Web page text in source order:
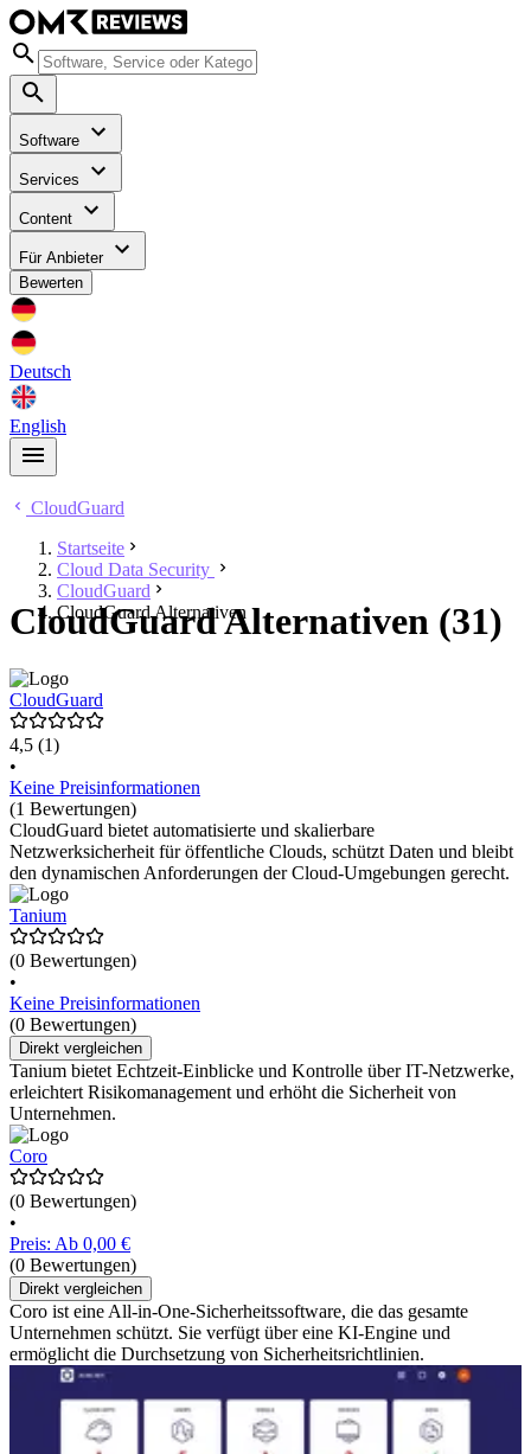
Software
Services
Content
Für Anbieter
Bewerten
Deutsch
English
CloudGuard
Startseite
Cloud Data Security
CloudGuard
CloudGuard Alternativen
CloudGuard Alternativen (31)
CloudGuard
4,5 (1)
•
Keine Preisinformationen
(1 Bewertungen)
CloudGuard bietet automatisierte und skalierbare
Netzwerksicherheit für öffentliche Clouds, schützt Daten und bleibt
den dynamischen Anforderungen der Cloud-Umgebungen gerecht.
Tanium
(0 Bewertungen)
•
Keine Preisinformationen
(0 Bewertungen)
Direkt vergleichen
Tanium bietet Echtzeit-Einblicke und Kontrolle über IT-Netzwerke,
erleichtert Risikomanagement und erhöht die Sicherheit von
Unternehmen.
Coro
(0 Bewertungen)
•
Preis: Ab 0,00 €
(0 Bewertungen)
Direkt vergleichen
Coro ist eine All-in-One-Sicherheitssoftware, die das gesamte
Unternehmen schützt. Sie verfügt über eine KI-Engine und
ermöglicht die Durchsetzung von Sicherheitsrichtlinien.